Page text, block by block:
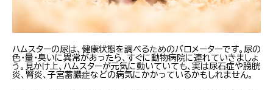
ハムスターの尿は、健康状態を調べるためのバロメーターです。尿の
色・量・臭いに異常があったら、すぐに動物病院に連れていきましょ
う。見かけ上、ハムスターが元気に動いていても、実は尿石症や膀胱
炎、腎炎、子宮蓄膿症などの病気にかかっているかもしれません。